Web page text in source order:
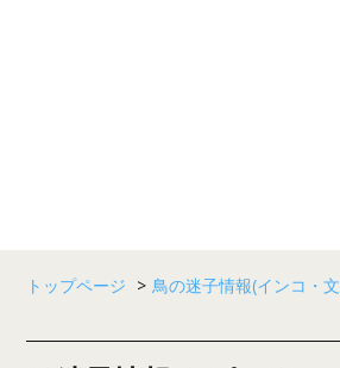
トップページ > 鳥の迷子情報(インコ・